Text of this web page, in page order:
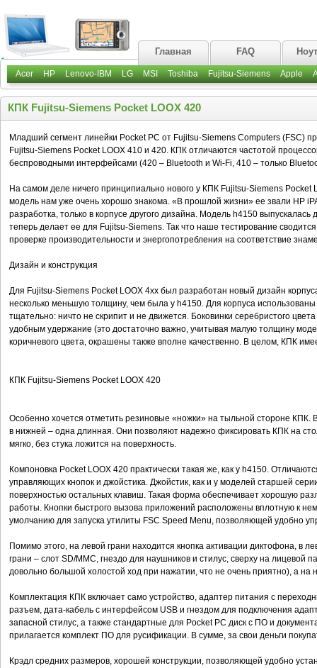
Главная FAQ
Acer HP Lenovo-IBM LG MSI Toshiba Fujitsu-Siemens Apple
КПК Fujitsu-Siemens Pocket LOOX 420
Младший сегмент линейки Pocket PC от Fujitsu-Siemens Computers (FSC)
Fujitsu-Siemens Pocket LOOX 410 и 420. КПК отличаются частотой
беспроводными интерфейсами (420 – Bluetooth и Wi-Fi, 410 – только
На самом деле ничего принципиально нового у КПК Fujitsu-Siemens Pocket
модель нам уже очень хорошо знакома. «В прошлой жизни» ее звали HP
разработка, только в корпусе другого дизайна. Модель h4150
теперь делает ее для Fujitsu-Siemens. Так что наше тестирование
проверке производительности и энергопотребления на соответствие
Дизайн и конструкция
Для Fujitsu-Siemens Pocket LOOX 4хх был разработан новый дизайн
несколько меньшую толщину, чем была у h4150. Для корпуса
тщательно: ничто не скрипит и не движется. Боковинки серебристого
удобным удержание (это достаточно важно, учитывая малую толщину
коричневого цвета, окрашены также вполне качественно. В целом, КПК
КПК Fujitsu-Siemens Pocket LOOX 420
Особенно хочется отметить резиновые «ножки» на тыльной стороне КПК.
в нижней – одна длинная. Они позволяют надежно фиксировать КПК на
мягко, без стука ложится на поверхность.
Компоновка Pocket LOOX 420 практически такая же, как у h4150.
управляющих кнопок и джойстика. Джойстик, как и у моделей старшей
поверхностью остальных клавиш. Такая форма обеспечивает хорошую
работы. Кнопки быстрого вызова приложений расположены вплотную к
умолчанию для запуска утилиты FSC Speed Menu, позволяющей удобно
Помимо этого, на левой грани находится кнопка активации диктофона, в
грани – слот SD/MMC, гнездо для наушников и стилус, сверху на лицевой
довольно большой холостой ход при нажатии, что не очень приятно), а
Комплектация КПК включает само устройство, адаптер питания с
разъем, дата-кабель с интерфейсом USB и гнездом для подключения
запасной стилус, а также стандартные для Pocket PC диск с ПО и
прилагается комплект ПО для русификации. В сумме, за свои деньги
Крэдл средних размеров, хорошей конструкции, позволяющей удобно